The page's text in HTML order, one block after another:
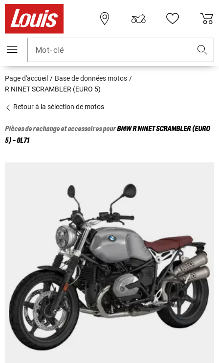
Mot-clé
Page d'accueil
Base de données motos
R NINET SCRAMBLER (EURO 5)
Retour à la sélection de motos
Pièces de rechange et accessoires pourBMWR NINET SCRAMBLER (EURO
5) - 0L71